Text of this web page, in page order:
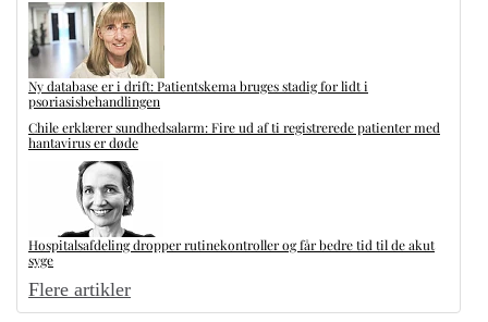
Ny database er i drift: Patientskema bruges stadig for lidt i
psoriasisbehandlingen
Chile erklærer sundhedsalarm: Fire ud af ti registrerede patienter med
hantavirus er døde
Hospitalsafdeling dropper rutinekontroller og får bedre tid til de akut
syge
Flere artikler